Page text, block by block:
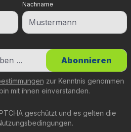
Nachname
geschützt und es gelten die
.
zur Kenntnis genommen
mit ihnen einverstanden.
Abonnieren